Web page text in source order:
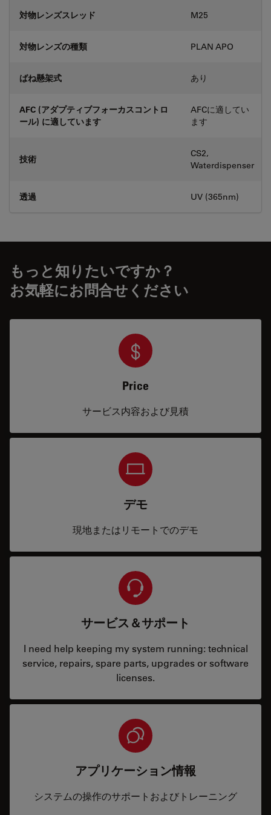
対物レンズスレッド M25
対物レンズの種類 PLAN APO
ばね懸架式 あり
AFC (アダプティブフォーカスコントロ
ール) に適しています
AFCに適してい
ます
技術
CS2,
Waterdispenser
透過 UV (365nm)
もっと知りたいですか？
お気軽にお問合せください
Price
サービス内容および見積
デモ
現地またはリモートでのデモ
サービス＆サポート
I need help keeping my system running: technical
service, repairs, spare parts, upgrades or software
licenses.
アプリケーション情報
システムの操作のサポートおよびトレーニング